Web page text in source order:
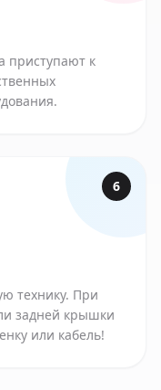
приступают к
6
технику. При
задней крышки
или кабель!